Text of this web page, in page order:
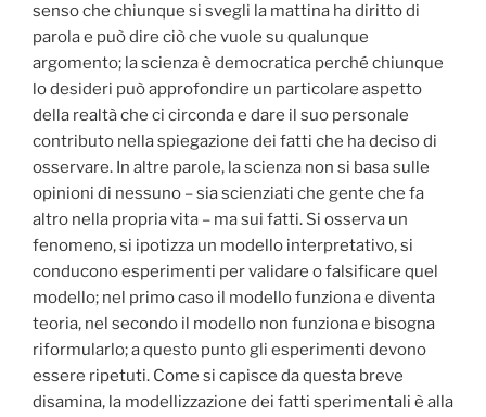
senso che chiunque si svegli la mattina ha diritto di
parola e può dire ciò che vuole su qualunque
argomento; la scienza è democratica perché chiunque
lo desideri può approfondire un particolare aspetto
della realtà che ci circonda e dare il suo personale
contributo nella spiegazione dei fatti che ha deciso di
osservare. In altre parole, la scienza non si basa sulle
opinioni di nessuno – sia scienziati che gente che fa
altro nella propria vita – ma sui fatti. Si osserva un
fenomeno, si ipotizza un modello interpretativo, si
conducono esperimenti per validare o falsificare quel
modello; nel primo caso il modello funziona e diventa
teoria, nel secondo il modello non funziona e bisogna
riformularlo; a questo punto gli esperimenti devono
essere ripetuti. Come si capisce da questa breve
disamina, la modellizzazione dei fatti sperimentali è alla